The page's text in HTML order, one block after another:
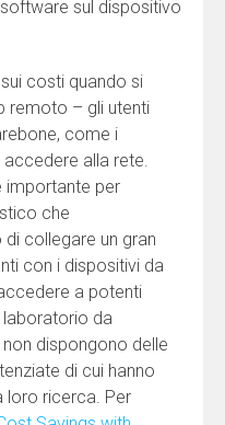
sul dispositivo
costi quando si
remoto – gli utenti
come i
alla rete.
importante per
che
collegare un gran
con i dispositivi da
a potenti
da
dispongono delle
di cui hanno
loro ricerca. Per